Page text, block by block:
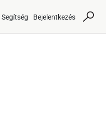
Segítség Bejelentkezés